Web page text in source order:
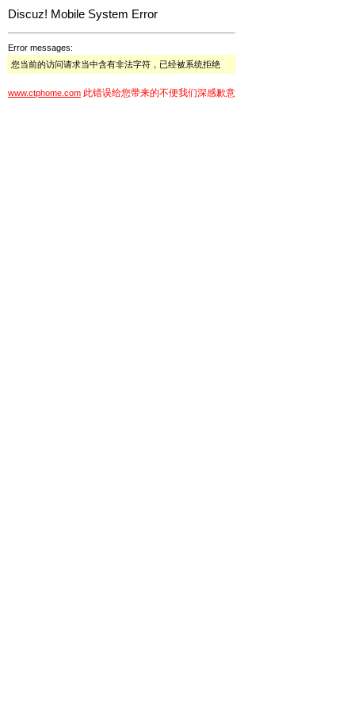
Discuz! Mobile System Error
Error messages:
您当前的访问请求当中含有非法字符，已经被系统拒绝
www.ctphome.com 此错误给您带来的不便我们深感歉意